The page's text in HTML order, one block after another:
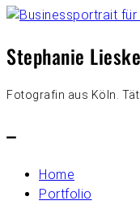
Stephanie
Fotografin aus Köln.
–
Home
Portfolio